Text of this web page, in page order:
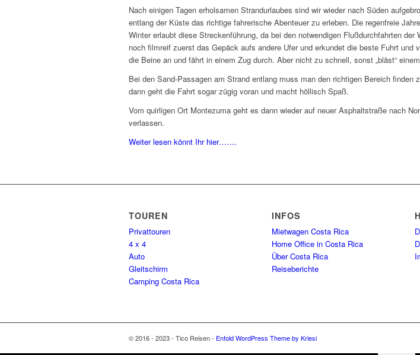
Nach einigen Tagen erholsamen Strandurlaubes sind wir wieder nach Süden
entlang der Küste das richtige fahrerische Abenteuer zu erleben. Die regenfreie
Winter erlaubt diese Streckenführung, da bei den notwendigen Flußdurchfahrten
noch filmreif zuerst das Gepäck aufs andere Ufer und erkundet die beste Fuhrt
die Beine an und fährt in einem Zug durch. Aber nicht zu schnell, sonst „bläst“
Bei den Sand-Passagen am Strand entlang muss man den richtigen Bereich
dann geht die Fahrt sogar zügig voran und macht höllisch Spaß.
Vom quirligen Ort Montezuma geht es dann wieder auf neuer Asphaltstraße nach
verlassen.
Weiter lesen könnt Ihr hier…….
TOUREN
Privattouren
4 x 4
Auto
Gleitschirm
Camping Costa Rica
INFOS
Mietwagen Costa Rica
Home Office in Costa Rica
Über Costa Rica
Reiseberichte
© 2016 - 2023 - Tico Reisen - Enfold WordPress Theme by Kriesi